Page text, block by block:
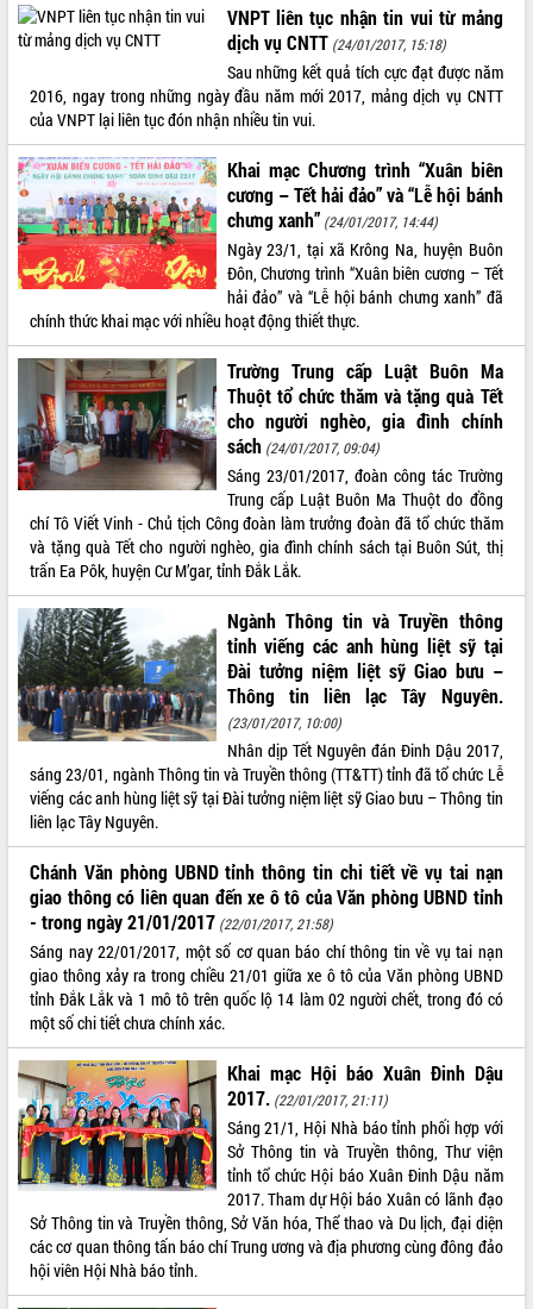
Đắk Lắk sơ kết 4 năm triển khai thực
hiện Đề án 06 của Chính phủ
Họp báo thông tin về Hội nghị Công bố
Quy hoạch và Xúc tiến đầu tư tỉnh Đắk
Lắk
Khơi thông điểm nghẽn, đẩy nhanh
giải ngân vốn khắc phục thiên tai
HĐND tỉnh thông qua điều chỉnh Quy
hoạch tỉnh thời kỳ 2021-2030
Hội thảo góp ý hồ sơ điều chỉnh quy
hoạch tỉnh Đắk Lắk thời kỳ 2021-2030,
Nâng cao hiệu quả hoạt động của các
doanh nghiệp nhà nước
Hội nghị triển khai kết nối mạng
truyền số liệu chuyên dùng phục vụ cơ
quan Đảng, Nhà nước
Lễ phát động chuỗi hoạt động chung
tay làm sạch môi trường
Xã Ea Kar bước chuyển mình trong
công tác cải cách hành chính mô hình
mới
UBND tỉnh họp báo định kỳ tháng 4
năm 2026
Hội thảo khoa học “Giải pháp thúc đẩy
phát triển nền kinh tế xanh tại tỉnh
Đắk Lắk”
Tăng cường giám sát, đôn đốc thực
hiện nhiệm vụ quản lý tài sản công
hàng tuần
Tháo gỡ những vướng mắc, đẩy mạnh
công tác cải cách thủ tục hành chính
tại Trung tâm Phục vụ hành chính
công tỉnh
Đắk Lắk: Tôn vinh 46 giải pháp tại Hội
thi Sáng tạo Kỹ thuật 2024 - 2025
Đắk Lắk rà soát, điều chỉnh Đề án 190
về phát triển nuôi trồng thủy sản
Phó Chủ tịch UBND tỉnh Đắk Lắk
Trương Công Thái kiểm tra thực địa
Dự án cao tốc Khánh Hòa - Buôn Ma
Thuột
Định vị cà phê Việt Nam như một “di
sản sống” trong dòng chảy toàn cầu
Xây dựng nông thôn mới: Nâng cao đời
sống người dân từ những mô hình thiết
Quyết liệt tháo gỡ vướng mắc, đẩy
nhanh tiến độ các dự án trọng điểm
trong Khu kinh tế Nam Phú Yên
VNPT liên tục nhận tin vui từ mảng
dịch vụ CNTT (24/01/2017, 15:18)
Sau những kết quả tích cực đạt được năm
2016, ngay trong những ngày đầu năm mới 2017, mảng dịch vụ CNTT
của VNPT lại liên tục đón nhận nhiều tin vui.
Khai mạc Chương trình “Xuân biên
cương – Tết hải đảo” và “Lễ hội bánh
chưng xanh” (24/01/2017, 14:44)
Ngày 23/1, tại xã Krông Na, huyện Buôn
Đôn, Chương trình “Xuân biên cương – Tết
hải đảo” và “Lễ hội bánh chưng xanh” đã
chính thức khai mạc với nhiều hoạt động thiết thực.
Trường Trung cấp Luật Buôn Ma
Thuột tổ chức thăm và tặng quà Tết
cho người nghèo, gia đình chính
sách (24/01/2017, 09:04)
Sáng 23/01/2017, đoàn công tác Trường
Trung cấp Luật Buôn Ma Thuột do đồng
chí Tô Viết Vinh - Chủ tịch Công đoàn làm trưởng đoàn đã tổ chức thăm
và tặng quà Tết cho người nghèo, gia đình chính sách tại Buôn Sút, thị
trấn Ea Pôk, huyện Cư M’gar, tỉnh Đắk Lắk.
Ngành Thông tin và Truyền thông
tỉnh viếng các anh hùng liệt sỹ tại
Đài tưởng niệm liệt sỹ Giao bưu –
Thông tin liên lạc Tây Nguyên.
(23/01/2017, 10:00)
Nhân dịp Tết Nguyên đán Đinh Dậu 2017,
sáng 23/01, ngành Thông tin và Truyền thông (TT&TT) tỉnh đã tổ chức Lễ
viếng các anh hùng liệt sỹ tại Đài tưởng niệm liệt sỹ Giao bưu – Thông tin
liên lạc Tây Nguyên.
Chánh Văn phòng UBND tỉnh thông tin chi tiết về vụ tai nạn
giao thông có liên quan đến xe ô tô của Văn phòng UBND tỉnh
- trong ngày 21/01/2017 (22/01/2017, 21:58)
Sáng nay 22/01/2017, một số cơ quan báo chí thông tin về vụ tai nạn
giao thông xảy ra trong chiều 21/01 giữa xe ô tô của Văn phòng UBND
tỉnh Đắk Lắk và 1 mô tô trên quốc lộ 14 làm 02 người chết, trong đó có
một số chi tiết chưa chính xác.
Khai mạc Hội báo Xuân Đinh Dậu
2017. (22/01/2017, 21:11)
Sáng 21/1, Hội Nhà báo tỉnh phối hợp với
Sở Thông tin và Truyền thông, Thư viện
tỉnh tổ chức Hội báo Xuân Đinh Dậu năm
2017. Tham dự Hội báo Xuân có lãnh đạo
Sở Thông tin và Truyền thông, Sở Văn hóa, Thể thao và Du lịch, đại diện
các cơ quan thông tấn báo chí Trung ương và địa phương cùng đông đảo
hội viên Hội Nhà báo tỉnh.